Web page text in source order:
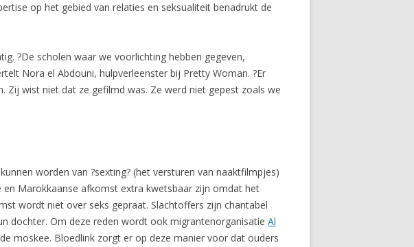
op het gebied van relaties en seksualiteit benadrukt de
?De scholen waar we voorlichting hebben gegeven,
Nora el Abdouni, hulpverleenster bij Pretty Woman. ?Er
Zij wist niet dat ze gefilmd was. Ze werd niet gepest zoals we
worden van ?sexting? (het versturen van naaktfilmpjes)
en Marokkaanse afkomst extra kwetsbaar zijn omdat het
wordt niet over seks gepraat. Slachtoffers zijn chantabel
dochter. Om deze reden wordt ook migrantenorganisatie Al
moskee. Bloedlink zorgt er op deze manier voor dat ouders